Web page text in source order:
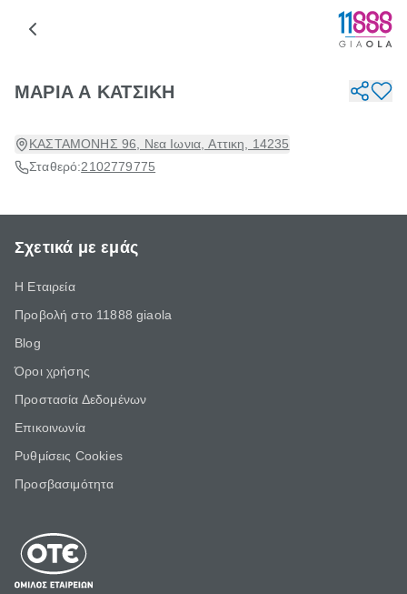
ΜΑΡΙΑ Α ΚΑΤΣΙΚΗ
ΚΑΣΤΑΜΟΝΗΣ 96, Νεα Ιωνια, Αττικη, 14235
Σταθερό:2102779775
Σχετικά με εμάς
Η Εταιρεία
Προβολή στο 11888 giaola
Blog
Όροι χρήσης
Προστασία Δεδομένων
Επικοινωνία
Ρυθμίσεις Cookies
Προσβασιμότητα